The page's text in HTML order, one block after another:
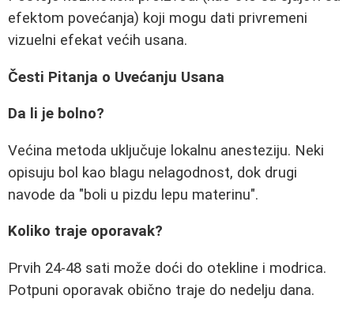
efektom povećanja) koji mogu dati privremeni
vizuelni efekat većih usana.
Česti Pitanja o Uvećanju Usana
Da li je bolno?
Većina metoda uključuje lokalnu anesteziju. Neki
opisuju bol kao blagu nelagodnost, dok drugi
navode da "boli u pizdu lepu materinu".
Koliko traje oporavak?
Prvih 24-48 sati može doći do otekline i modrica.
Potpuni oporavak obično traje do nedelju dana.